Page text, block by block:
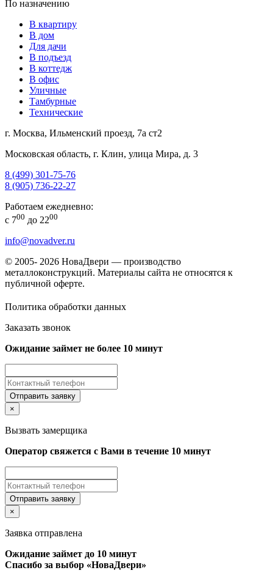
По назначению
В квартиру
В дом
Для дачи
В подъезд
В коттедж
В офис
Уличные
Тамбурные
Технические
г. Москва, Ильменский проезд, 7а ст2
Московская область, г. Клин, улица Мира, д. 3
8 (499) 301-75-76
8 (905) 736-22-27
Работаем ежедневно:
с 700 до 2200
info@novadver.ru
© 2005- 2026 НоваДвери — производство
металлоконструкций. Материалы сайта не относятся к
публичной оферте.
Политика обработки данных
Заказать звонок
Ожидание займет не более 10 минут
Отправить заявку
×
Вызвать замерщика
Оператор свяжется с Вами в течение 10 минут
Отправить заявку
×
Заявка отправлена
Ожидание займет до 10 минут
Спасибо за выбор «НоваДвери»